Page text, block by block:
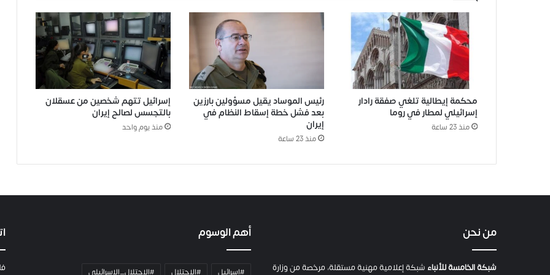
محكمة إيطالية تلغي صفقة رادار
إسرائيلي لمطار في روما
منذ 23 ساعة
رئيس الموساد يقيل مسؤولين بارزين
بعد فشل خطة إسقاط النظام في
إيران
منذ 23 ساعة
إسرائيل تتهم شخصين من عسقلان
بالتجسس لصالح إيران
منذ يوم واحد
من نحن
شبكة الخامسة للأنباء شبكة إعلامية مهنية مستقلة، مرخصة من وزارة
أهم الوسوم
#اسرائيل #الاحتلال #الاحتلال_الإسرائيلي